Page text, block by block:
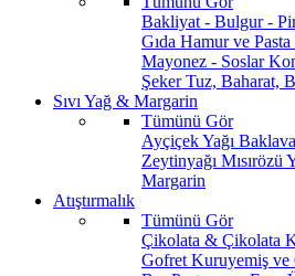
Bakliyat - Bulgur -
Gıda Hamur ve
Mayonez - Soslar
ŞekerTuz, Baharat,
Sıvı Yağ & Margarin
Tümünü Gör
Ayçiçek Yağı
Zeytinyağı Mısırözü
Margarin
Atıştırmalık
Tümünü Gör
Çikolata & Çikolata
Gofret Kuruyemiş ve